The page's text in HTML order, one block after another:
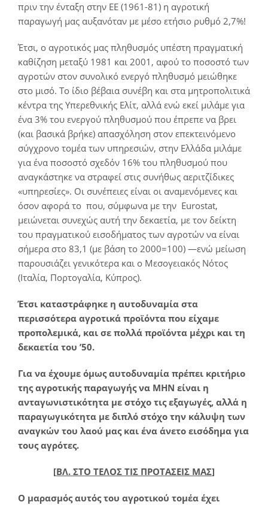
πριν την ένταξη στην ΕΕ (1961-81) η αγροτική
παραγωγή μας αυξανόταν με μέσο ετήσιο ρυθμό 2,7%!
Έτσι, ο αγροτικός μας πληθυσμός υπέστη πραγματική
καθίζηση μεταξύ 1981 και 2001, αφού το ποσοστό των
αγροτών στον συνολικό ενεργό πληθυσμό μειώθηκε
στο μισό. Το ίδιο βέβαια συνέβη και στα μητροπολιτικά
κέντρα της Υπερεθνικής Ελίτ, αλλά ενώ εκεί μιλάμε για
ένα 3% του ενεργού πληθυσμού που έπρεπε να βρει
(και βασικά βρήκε) απασχόληση στον επεκτεινόμενο
σύγχρονο τομέα των υπηρεσιών, στην Ελλάδα μιλάμε
για ένα ποσοστό σχεδόν 16% του πληθυσμού που
αναγκάστηκε να στραφεί στις συνήθως αεριτζίδικες
«υπηρεσίες». Οι συνέπειες είναι οι αναμενόμενες και
όσον αφορά το που, σύμφωνα με την Eurostat,
μειώνεται συνεχώς αυτή την δεκαετία, με τον δείκτη
του πραγματικού εισοδήματος των αγροτών να είναι
σήμερα στο 83,1 (με βάση το 2000=100) ―ενώ μείωση
παρουσιάζει γενικότερα και ο Μεσογειακός Νότος
(Ιταλία, Πορτογαλία, Κύπρος).
Έτσι καταστράφηκε η αυτοδυναμία στα
περισσότερα αγροτικά προϊόντα που είχαμε
προπολεμικά, και σε πολλά προϊόντα μέχρι και τη
δεκαετία του ’50.
Για να έχουμε όμως αυτοδυναμία πρέπει κριτήριο
της αγροτικής παραγωγής να ΜΗΝ είναι η
ανταγωνιστικότητα με στόχο τις εξαγωγές, αλλά η
παραγωγικότητα με διπλό στόχο την κάλυψη των
αναγκών του λαού μας και ένα άνετο εισόδημα για
τους αγρότες.
[ΒΛ. ΣΤΟ ΤΕΛΟΣ ΤΙΣ ΠΡΟΤΑΣΕΙΣ ΜΑΣ]
Ο μαρασμός αυτός του αγροτικού τομέα έχει